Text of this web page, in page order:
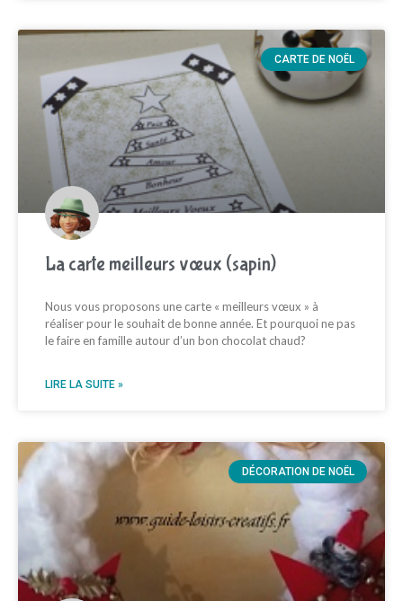
CARTE DE NOËL
La carte meilleurs vœux (sapin)
Nous vous proposons une carte « meilleurs vœux » à
réaliser pour le souhait de bonne année. Et pourquoi ne pas
le faire en famille autour d’un bon chocolat chaud?
LIRE LA SUITE »
DÉCORATION DE NOËL